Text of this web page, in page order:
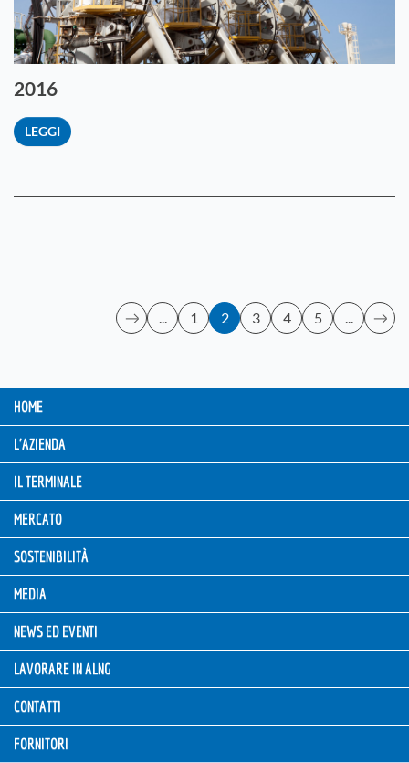
2016
LEGGI
... 1 2 3 4 5 ...
HOME
L'AZIENDA
IL TERMINALE
MERCATO
SOSTENIBILITÀ
MEDIA
NEWS ED EVENTI
LAVORARE IN ALNG
CONTATTI
FORNITORI